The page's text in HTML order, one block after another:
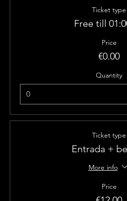
Ticket type
Free till
Price
€0.00
Quantity
Ticket type
Entrada +
More info
Price